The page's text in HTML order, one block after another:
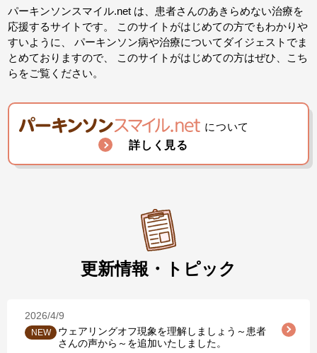
パーキンソンスマイル.net は、患者さんのあきらめない治療を
応援するサイトです。
このサイトがはじめての方でもわかりや
すいように、
パーキンソン病や治療についてダイジェストでま
とめておりますので、
このサイトがはじめての方はぜひ、こち
らをご覧ください。
について
詳しく見る
更新情報・トピック
2026/4/9
ウェアリングオフ現象を理解しましょう～患者
さんの声から～を追加いたしました。